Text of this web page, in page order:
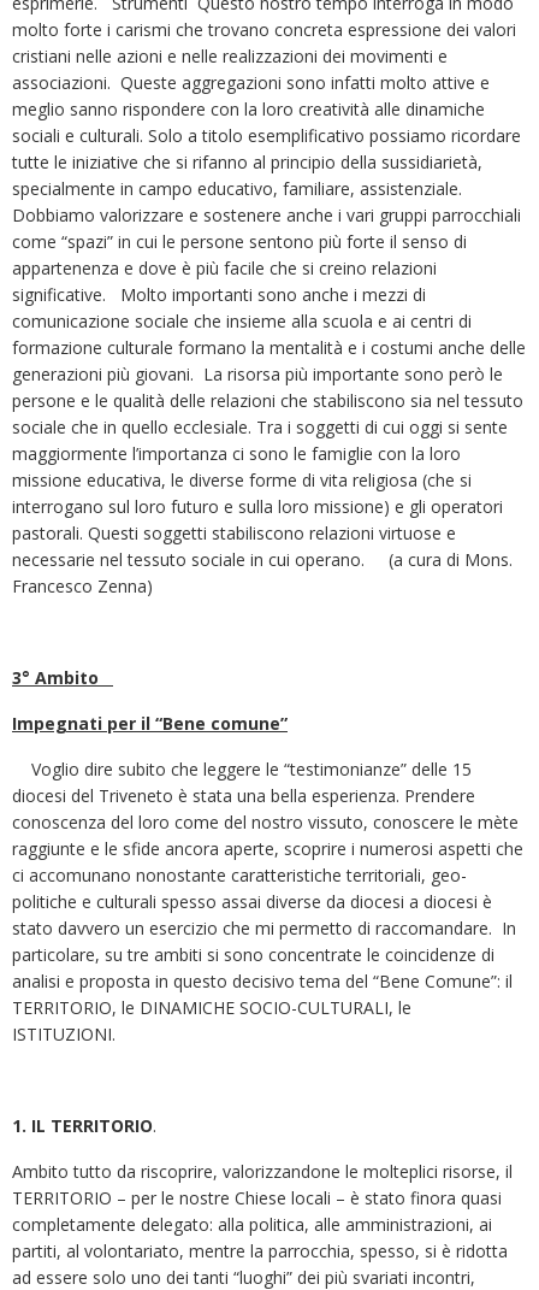
3° Ambito
Impegnati per il “Bene comune”
Voglio dire subito che leggere le “testimonianze” delle 15
diocesi del Triveneto è stata una bella esperienza. Prendere
conoscenza del loro come del nostro vissuto, conoscere le mète
raggiunte e le sfide ancora aperte, scoprire i numerosi aspetti che
ci accomunano nonostante caratteristiche territoriali, geo-
politiche e culturali spesso assai diverse da diocesi a diocesi è
stato davvero un esercizio che mi permetto di raccomandare. In
particolare, su tre ambiti si sono concentrate le coincidenze di
analisi e proposta in questo decisivo tema del “Bene Comune”: il
TERRITORIO, le DINAMICHE SOCIO-CULTURALI, le
ISTITUZIONI.
1. IL TERRITORIO.
Ambito tutto da riscoprire, valorizzandone le molteplici risorse, il
TERRITORIO – per le nostre Chiese locali – è stato finora quasi
completamente delegato: alla politica, alle amministrazioni, ai
partiti, al volontariato, mentre la parrocchia, spesso, si è ridotta
ad essere solo uno dei tanti “luoghi” dei più svariati incontri,